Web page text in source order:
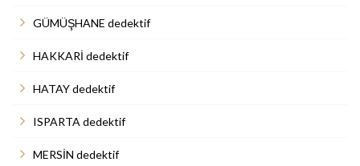
GÜMÜŞHANE dedektif
HAKKARİ dedektif
HATAY dedektif
ISPARTA dedektif
MERSİN dedektif